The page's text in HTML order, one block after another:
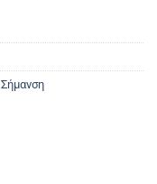
Σήμανση